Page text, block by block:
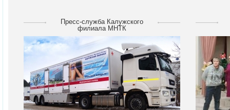
Пресс-служба Калужского
филиала МНТК